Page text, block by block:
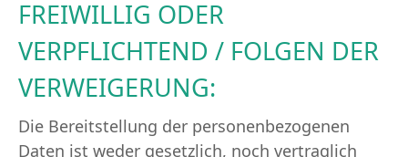
FREIWILLIG ODER
VERPFLICHTEND / FOLGEN DER
VERWEIGERUNG:
Die Bereitstellung der personenbezogenen
Daten ist weder gesetzlich, noch vertraglich